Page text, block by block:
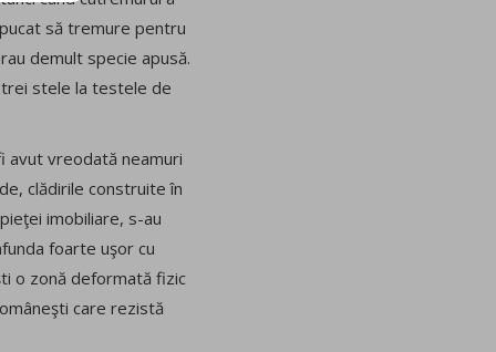
să tremure pentru
demult specie apusă.
trei stele la testele de
avut vreodată neamuri
clădirile construite în
imobiliare, s-au
foarte uşor cu
o zonă deformată fizic
care rezistă